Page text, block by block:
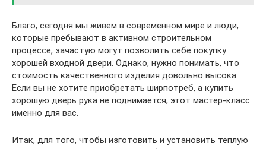
Благо, сегодня мы живем в современном мире и люди,
которые пребывают в активном строительном
процессе, зачастую могут позволить себе покупку
хорошей входной двери. Однако, нужно понимать, что
стоимость качественного изделия довольно высока.
Если вы не хотите приобретать ширпотреб, а купить
хорошую дверь рука не поднимается, этот мастер-класс
именно для вас.
Итак, для того, чтобы изготовить и установить теплую